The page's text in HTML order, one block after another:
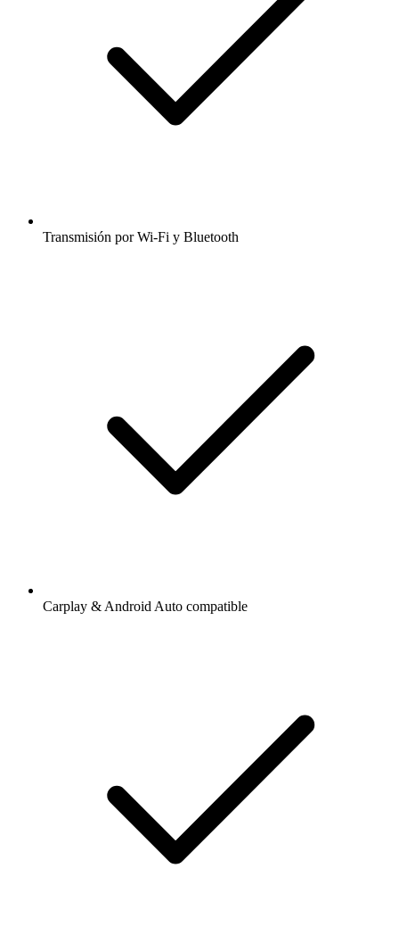
Transmisión por Wi-Fi y Bluetooth
Carplay & Android Auto compatible